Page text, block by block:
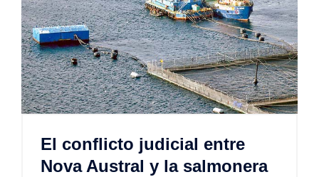
El conflicto judicial entre
Nova Austral y la salmonera